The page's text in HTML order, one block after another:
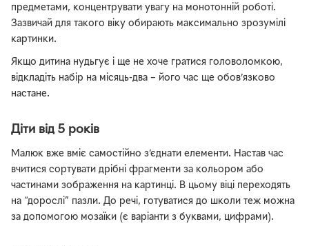
предметами, концентрувати увагу на монотонній роботі.
Зазвичай для такого віку обирають максимально зрозумілі
картинки.
Якщо дитина нудьгує і ще не хоче гратися головоломкою,
відкладіть набір на місяць-два – його час ще обов’язково
настане.
Діти від 5 років
Малюк вже вміє самостійно з’єднати елементи. Настав час
вчитися сортувати дрібні фрагменти за кольором або
частинами зображення на картинці. В цьому віці переходять
на “дорослі” пазли. До речі, готуватися до школи теж можна
за допомогою мозаїки (є варіанти з буквами, цифрами).